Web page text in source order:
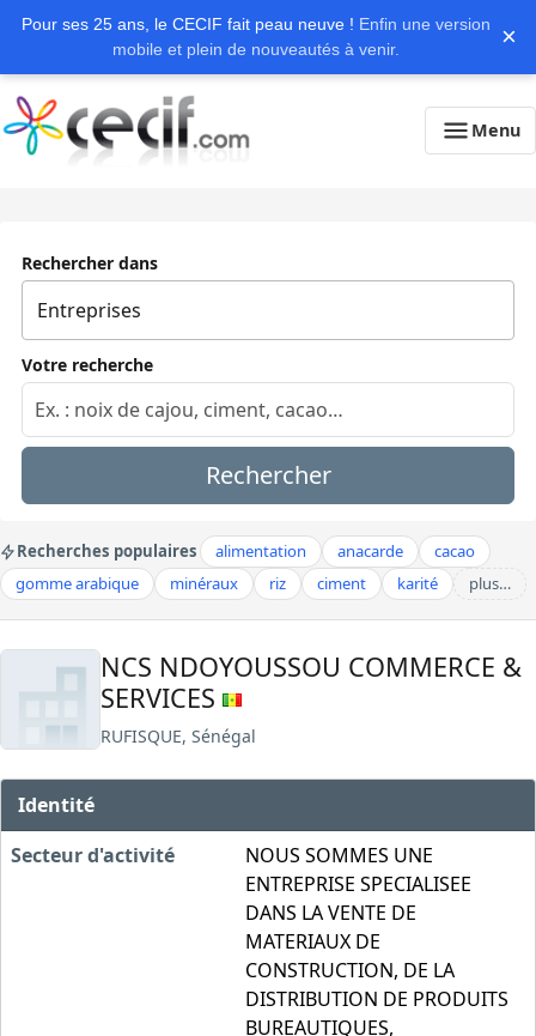
Pour ses 25 ans, le CECIF fait peau neuve ! Enfin une version
mobile et plein de nouveautés à venir.
×
Menu
Rechercher dans
Votre recherche
Rechercher
Recherches populaires alimentation anacarde
cacao
gomme arabique
minéraux riz ciment karité plus…
NCS NDOYOUSSOU COMMERCE &
SERVICES
RUFISQUE, Sénégal
Identité
Secteur d'activité
NOUS SOMMES UNE
ENTREPRISE SPECIALISEE
DANS LA VENTE DE
MATERIAUX DE
CONSTRUCTION, DE LA
DISTRIBUTION DE PRODUITS
BUREAUTIQUES,